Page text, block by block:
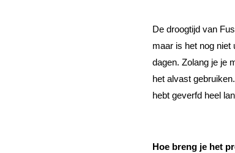
De droogtijd van
maar is het nog niet
dagen. Zolang je je
het alvast
hebt geverfd heel
Hoe breng je het